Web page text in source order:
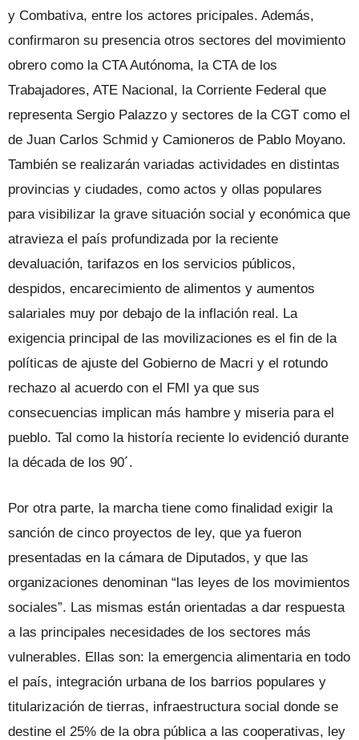
y Combativa, entre los actores pricipales. Además,
confirmaron su presencia otros sectores del movimiento
obrero como la CTA Autónoma, la CTA de los
Trabajadores, ATE Nacional, la Corriente Federal que
representa Sergio Palazzo y sectores de la CGT como el
de Juan Carlos Schmid y Camioneros de Pablo Moyano.
También se realizarán variadas actividades en distintas
provincias y ciudades, como actos y ollas populares
para visibilizar la grave situación social y económica que
atravieza el país profundizada por la reciente
devaluación, tarifazos en los servicios públicos,
despidos, encarecimiento de alimentos y aumentos
salariales muy por debajo de la inflación real. La
exigencia principal de las movilizaciones es el fin de la
políticas de ajuste del Gobierno de Macri y el rotundo
rechazo al acuerdo con el FMI ya que sus
consecuencias implican más hambre y miseria para el
pueblo. Tal como la historía reciente lo evidenció durante
la década de los 90´.
Por otra parte, la marcha tiene como finalidad exigir la
sanción de cinco proyectos de ley, que ya fueron
presentadas en la cámara de Diputados, y que las
organizaciones denominan “las leyes de los movimientos
sociales”. Las mismas están orientadas a dar respuesta
a las principales necesidades de los sectores más
vulnerables. Ellas son: la emergencia alimentaria en todo
el país, integración urbana de los barrios populares y
titularización de tierras, infraestructura social donde se
destine el 25% de la obra pública a las cooperativas, ley